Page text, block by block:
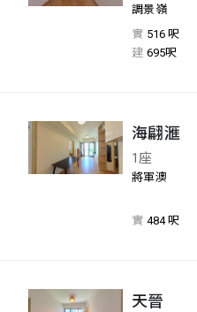
調景嶺
實 516 呎
建 695呎
海翩滙
1座
將軍澳
實 484 呎
天晉